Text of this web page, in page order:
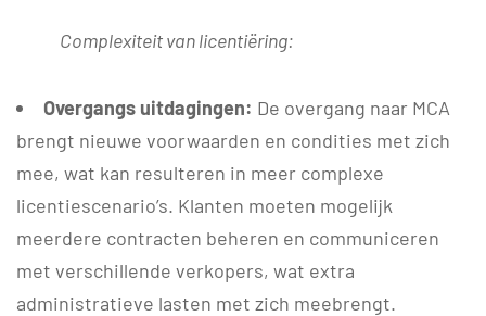
Complexiteit van licentiëring:
Overgangs uitdagingen: De overgang naar MCA
brengt nieuwe voorwaarden en condities met zich
mee, wat kan resulteren in meer complexe
licentiescenario’s. Klanten moeten mogelijk
meerdere contracten beheren en communiceren
met verschillende verkopers, wat extra
administratieve lasten met zich meebrengt.